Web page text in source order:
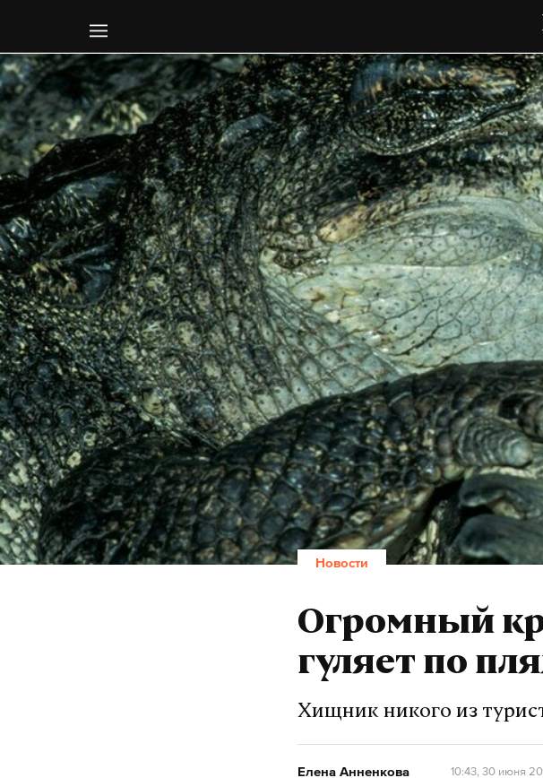
Новости
Огромный
гуляет по
Хищник никого из
Елена Анненкова 10:43, 30 июня